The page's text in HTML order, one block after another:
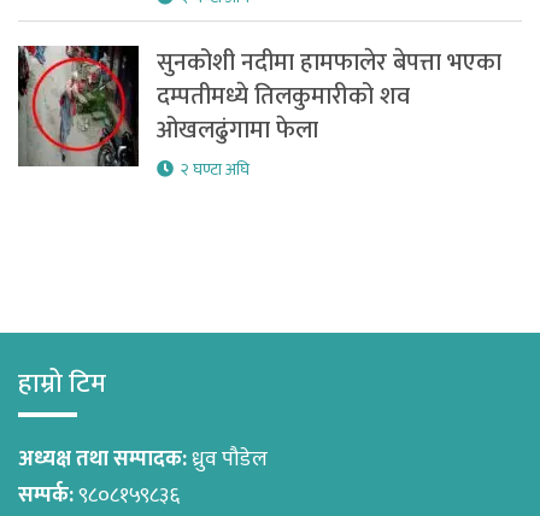
सुनकोशी नदीमा हामफालेर बेपत्ता भएका
दम्पतीमध्ये तिलकुमारीको शव
ओखलढुंगामा फेला
२ घण्टा अघि
हाम्रो टिम
अध्यक्ष तथा सम्पादक:ध्रुव पौडेल
सम्पर्क:९८०८१५९८३६